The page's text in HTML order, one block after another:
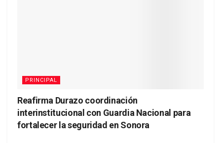
PRINCIPAL
Reafirma Durazo coordinación
interinstitucional con Guardia Nacional para
fortalecer la seguridad en Sonora